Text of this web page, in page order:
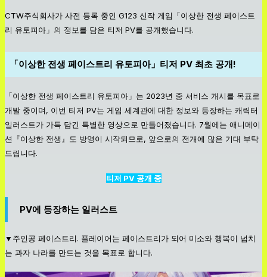
CTW주식회사가 사전 등록 중인 G123 신작 게임「이상한 전생 페이스트
리 유토피아」의 정보를 담은 티저 PV를 공개했습니다.
「이상한 전생 페이스트리 유토피아」티저 PV 최초 공개!
「이상한 전생 페이스트리 유토피아」는 2023년 중 서비스 개시를 목표로
개발 중이며, 이번 티저 PV는 게임 세계관에 대한 정보와 등장하는 캐릭터
일러스트가 가득 담긴 특별한 영상으로 만들어졌습니다. 7월에는 애니메이
션『이상한 전생』도 방영이 시작되므로, 앞으로의 전개에 많은 기대 부탁
드립니다.
티저 PV 공개 중
PV에 등장하는 일러스트
▼주인공 페이스트리. 플레이어는 페이스트리가 되어 미소와 행복이 넘치
는 과자 나라를 만드는 것을 목표로 합니다.